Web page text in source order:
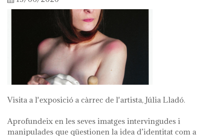
Visita a l'exposició a càrrec de l'artista, Júlia Lladó.
Aprofundeix en les seves imatges intervingudes i
manipulades que qüestionen la idea d’identitat com a